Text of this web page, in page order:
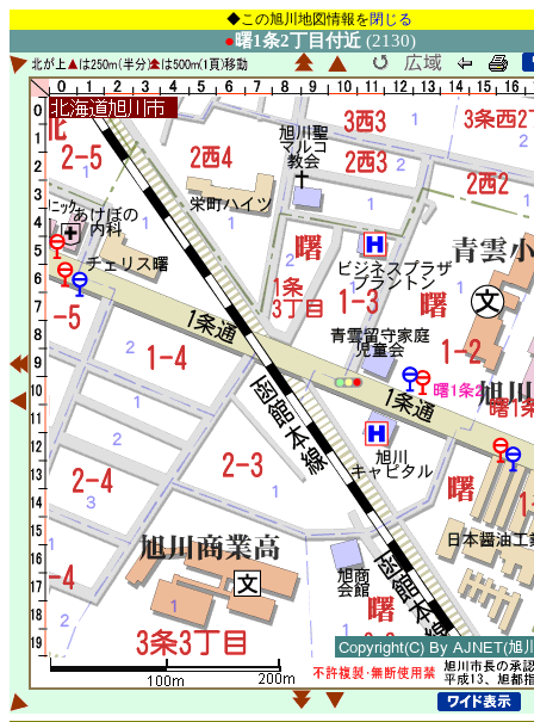
◆この旭川地図情報を閉じる
●曙1条2丁目付近(2130)